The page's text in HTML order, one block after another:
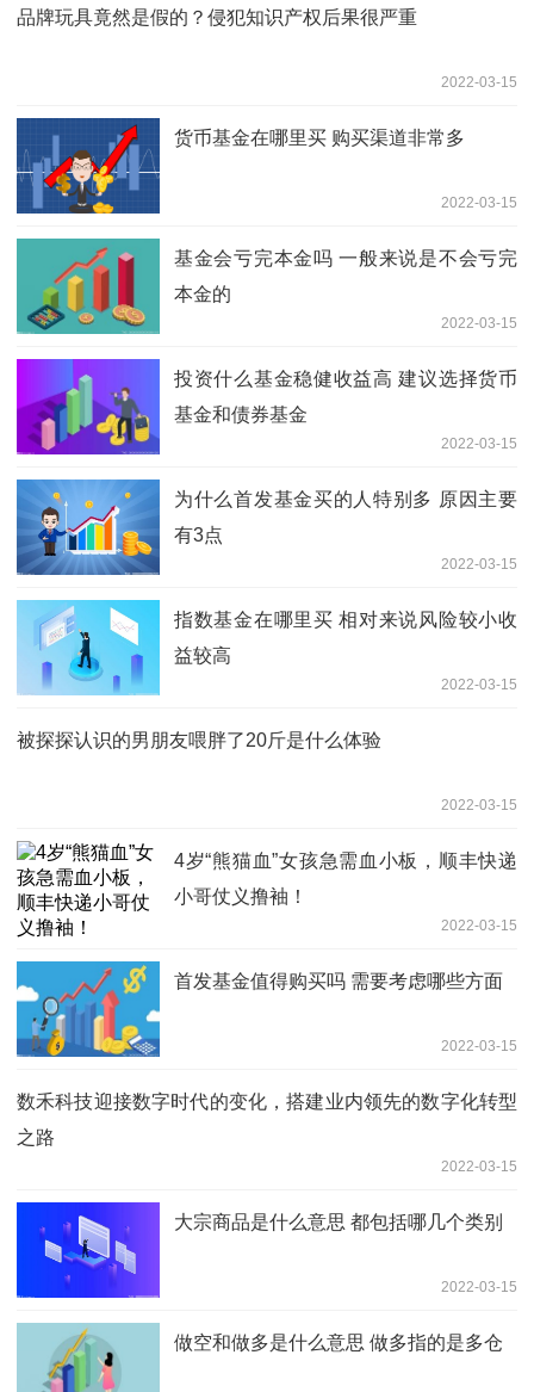
品牌玩具竟然是假的？侵犯知识产权后果很严重
2022-03-15
货币基金在哪里买 购买渠道非常多
2022-03-15
基金会亏完本金吗 一般来说是不会亏完
本金的
2022-03-15
投资什么基金稳健收益高 建议选择货币
基金和债券基金
2022-03-15
为什么首发基金买的人特别多 原因主要
有3点
2022-03-15
指数基金在哪里买 相对来说风险较小收
益较高
2022-03-15
被探探认识的男朋友喂胖了20斤是什么体验
2022-03-15
4岁“熊猫血”女孩急需血小板，顺丰快递
小哥仗义撸袖！
2022-03-15
首发基金值得购买吗 需要考虑哪些方面
2022-03-15
数禾科技迎接数字时代的变化，搭建业内领先的数字化转型
之路
2022-03-15
大宗商品是什么意思 都包括哪几个类别
2022-03-15
做空和做多是什么意思 做多指的是多仓